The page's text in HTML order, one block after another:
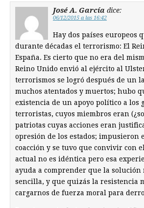
José A. García dice:
06/12/2015 a las 16:42
Hay dos países europeos
durante décadas el terrorismo: El
España. Es cierto que no era del
Reino Unido envió al ejército al
terrorismos se logró después de un
muchos atentados y muertos; hubo
existencia de un apoyo político a los
terroristas, cuyos miembros eran
patriotas cuyas acciones eran
opresión de los estados; impusieron
coacción y se tuvo que convivir con
actual no es idéntica pero esa
ayuda a comprender que la
sencilla, y que quizás la resistencia
cargarnos de fuerza moral para